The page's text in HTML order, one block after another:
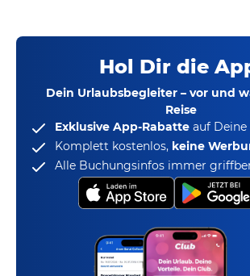
Hol Dir die
Dein Urlaubsbegleiter – vor und
Reise
Exklusive App-Rabatte auf
Komplett kostenlos, keine
Alle Buchungsinfos immer